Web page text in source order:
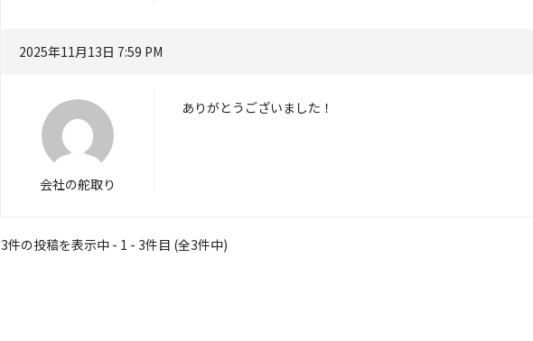
2025年11月13日 7:59 PM
会社の舵取り
ありがとうございました！
3件の投稿を表示中 - 1 - 3件目 (全3件中)